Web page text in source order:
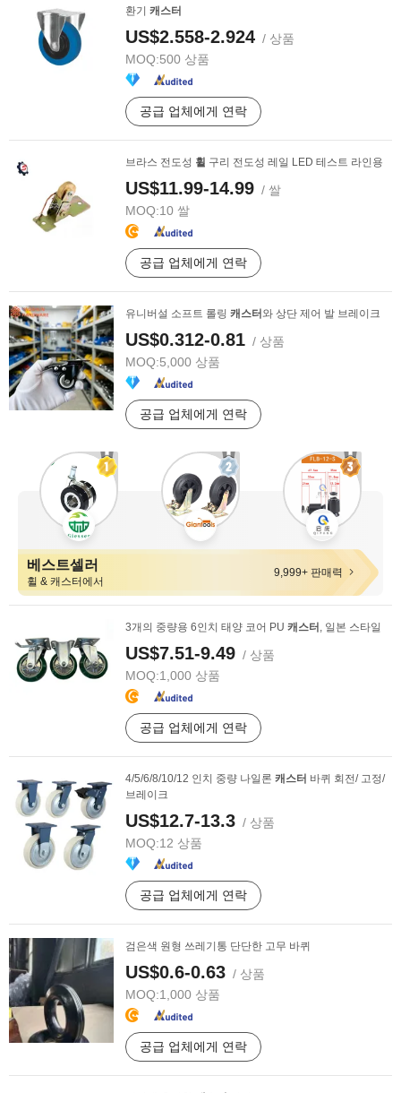
환기 캐스터
US$2.558-2.924 / 상품
MOQ:500 상품
공급 업체에게 연락
브라스 전도성 휠 구리 전도성 레일 LED 테스트 라인용
US$11.99-14.99 / 쌀
MOQ:10 쌀
공급 업체에게 연락
유니버설 소프트 롤링 캐스터와 상단 제어 발 브레이크
US$0.312-0.81 / 상품
MOQ:5,000 상품
공급 업체에게 연락
베스트셀러
휠 & 캐스터에서
9,999+ 판매력
3개의 중량용 6인치 태양 코어 PU 캐스터 , 일본 스타일
US$7.51-9.49 / 상품
MOQ:1,000 상품
공급 업체에게 연락
4/5/6/8/10/12 인치 중량 나일론 캐스터 바퀴 회전/ 고정/
브레이크
US$12.7-13.3 / 상품
MOQ:12 상품
공급 업체에게 연락
검은색 원형 쓰레기통 단단한 고무 바퀴
US$0.6-0.63 / 상품
MOQ:1,000 상품
공급 업체에게 연락